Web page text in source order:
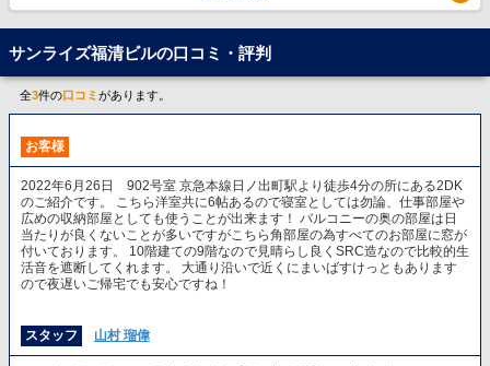
サンライズ福清ビルの口コミ・評判
全3件の口コミがあります。
お客様
2022年6月26日 902号室 京急本線日ノ出町駅より徒歩4分の所にある2DK
のご紹介です。 こちら洋室共に6帖あるので寝室としては勿論、仕事部屋や
広めの収納部屋としても使うことが出来ます！ バルコニーの奥の部屋は日
当たりが良くないことが多いですがこちら角部屋の為すべてのお部屋に窓が
付いております。 10階建ての9階なので見晴らし良くSRC造なので比較的生
活音を遮断してくれます。 大通り沿いで近くにまいばすけっともあります
ので夜遅いご帰宅でも安心ですね！
スタッフ 山村 瑠偉